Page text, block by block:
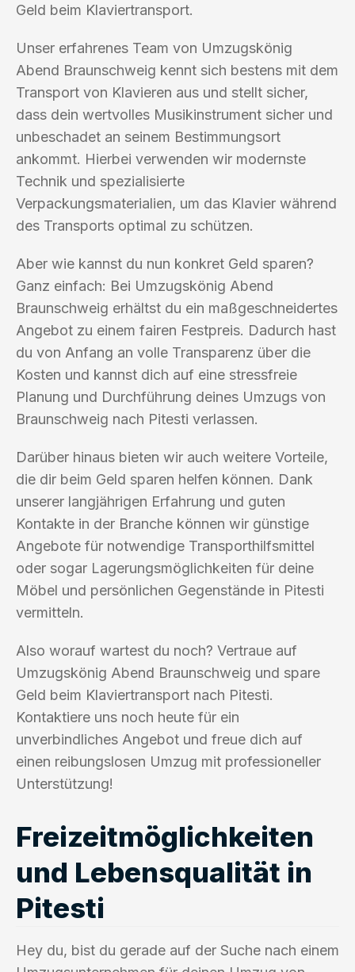
Geld beim Klaviertransport.
Unser erfahrenes Team von Umzugskönig
Abend Braunschweig kennt sich bestens mit dem
Transport von Klavieren aus und stellt sicher,
dass dein wertvolles Musikinstrument sicher und
unbeschadet an seinem Bestimmungsort
ankommt. Hierbei verwenden wir modernste
Technik und spezialisierte
Verpackungsmaterialien, um das Klavier während
des Transports optimal zu schützen.
Aber wie kannst du nun konkret Geld sparen?
Ganz einfach: Bei Umzugskönig Abend
Braunschweig erhältst du ein maßgeschneidertes
Angebot zu einem fairen Festpreis. Dadurch hast
du von Anfang an volle Transparenz über die
Kosten und kannst dich auf eine stressfreie
Planung und Durchführung deines Umzugs von
Braunschweig nach Pitesti verlassen.
Darüber hinaus bieten wir auch weitere Vorteile,
die dir beim Geld sparen helfen können. Dank
unserer langjährigen Erfahrung und guten
Kontakte in der Branche können wir günstige
Angebote für notwendige Transporthilfsmittel
oder sogar Lagerungsmöglichkeiten für deine
Möbel und persönlichen Gegenstände in Pitesti
vermitteln.
Also worauf wartest du noch? Vertraue auf
Umzugskönig Abend Braunschweig und spare
Geld beim Klaviertransport nach Pitesti.
Kontaktiere uns noch heute für ein
unverbindliches Angebot und freue dich auf
einen reibungslosen Umzug mit professioneller
Unterstützung!
Freizeitmöglichkeiten
und Lebensqualität in
Pitesti
Hey du, bist du gerade auf der Suche nach einem